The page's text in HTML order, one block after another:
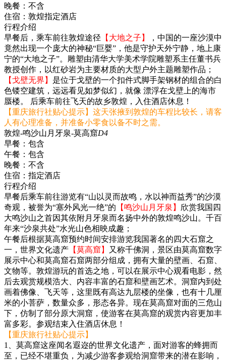
晚餐： 不含
住宿： 敦煌指定酒店
行程介绍
早餐后，乘车前往敦煌途径 【大地之子】
，中国的一座沙漠中
竟然出现一个庞大的神秘“巨婴”，他是守护天外宁静，地上康
宁的“大地之子”。雕塑由清华大学美术学院雕塑系主任董书兵
教授创作，以红砂岩为主要材质的大型户外主题雕塑作品；
【戈壁无界】 是位于戈壁的一个扣件式脚手架钢材的组合的白
色镂空建筑，远远看见如梦似幻，就像 漂浮在戈壁上的海市
蜃楼。 后乘车前往飞天的故乡敦煌，入住酒店休息！
【重庆旅行社贴心提示】这天张掖到敦煌的车程比较长，请客
人有心理准备，并准备小零食以备不时之需。
敦煌-鸣沙山月牙泉-莫高窟D4
早餐： 包含
午餐： 包含
晚餐： 不含
住宿： 指定酒店
行程介绍
早餐后乘车前往游览有“山以灵而故鸣，水以神而益秀”的沙漠
奇观，被誉为“塞外风光一绝”的 【鸣沙山月牙泉】 欣赏我国四
大鸣沙山之首因其依附月牙泉而名扬中外的敦煌鸣沙山。千百
年来“沙泉共处”水光山色相映成趣；
午餐后根据莫高窟预约时间安排游览我国著名的四大石窟之
一，世界文化遗产 【莫高窟】
又称千佛洞，景区由莫高窟数字
展示中心和莫高窟石窟两部分组成，拥有大量的壁画、石窟、
文物等。敦煌游玩的首选之地，可以在展示中心观看电影，然
后去观赏规模浩大、内容丰富的石窟和壁画艺术。洞窟内到处
画着佛像、飞天等，这里既有高达九层楼的坐像，也有十几厘
米的小菩萨，数量众多，形态各异。现在莫高窟对面的三危山
下，仿制了部分原大洞窟，使游客在莫高窟的观赏内容更加丰
富多彩。参观结束入住酒店休息！
【重庆旅行社贴心提示】
1、莫高窟这座闻名遐迩的世界文化遗产，面对游客的蜂拥而
至，已经不堪重负，为减少游客参观给洞窟带来的潜在影响，